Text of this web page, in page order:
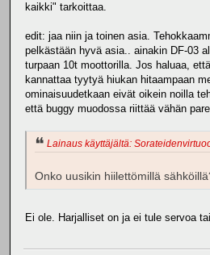
kaikki" tarkoittaa.
edit: jaa niin ja toinen asia.
pelkästään hyvä asia.. ainakin DF-03
turpaan 10t moottorilla. Jos haluaa,
kannattaa tyytyä hiukan hitaampaan
ominaisuudetkaan eivät oikein noilla
että buggy muodossa riittää vähän
Lainaus käyttäjältä:
Onko uusikin hiilettömillä
Ei ole. Harjalliset on ja ei tule servoa